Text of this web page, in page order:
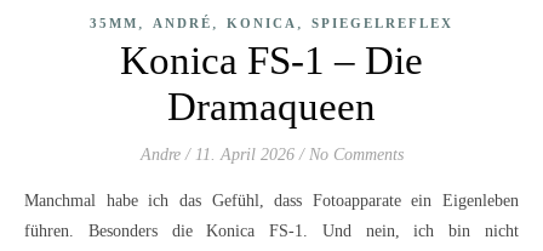
35MM , ANDRÉ , KONICA , SPIEGELREFLEX
Konica FS-1 – Die
Dramaqueen
Andre / 11. April 2026 / No Comments
Manchmal habe ich das Gefühl, dass Fotoapparate ein Eigenleben
führen. Besonders die Konica FS-1. Und nein, ich bin nicht